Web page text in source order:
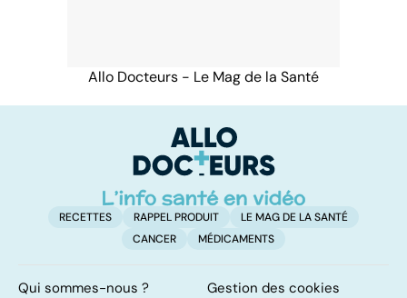
Allo Docteurs - Le Mag de la Santé
RECETTES RAPPEL PRODUIT
LE MAG DE LA SANTÉ
CANCER
MÉDICAMENTS
Qui sommes-nous ?
Gestion des cookies